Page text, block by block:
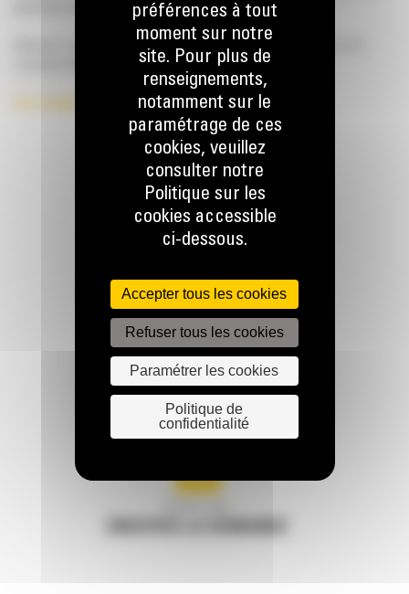
partenaire dans le progrès.
Attention : Seuls les participants ayant rempli le formulaire avant le 15
novembre 2024 sont éligibles pour les superbes prix.
Voir le règlement du concours
RESTONS EN CONTACT
Appelez-nous
078 157 767
préférences à tout
moment sur notre
site. Pour plus de
renseignements,
notamment sur le
paramétrage de ces
cookies, veuillez
consulter notre
Politique sur les
cookies accessible
ci-dessous.
Accepter tous les cookies
Refuser tous les cookies
Paramétrer les cookies
Politique de
confidentialité